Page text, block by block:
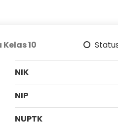
Kelas 10
NIK
NIP
NUPTK